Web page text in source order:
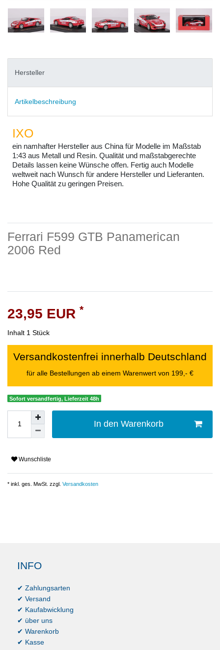
Hersteller
Artikelbeschreibung
IXO
ein namhafter Hersteller aus China für Modelle im Maßstab
1:43 aus Metall und Resin. Qualität und maßstabgerechte
Details lassen keine Wünsche offen. Fertig auch Modelle
weltweit nach Wunsch für andere Hersteller und Lieferanten.
Hohe Qualität zu geringen Preisen.
Ferrari F599 GTB Panamerican
2006 Red
23,95 EUR *
Inhalt 1 Stück
Versandkostenfrei innerhalb Deutschland
für alle Bestellungen ab einem Warenwert von 199,- €
Sofort versandfertig, Lieferzeit 48h
In den Warenkorb
Wunschliste
* inkl. ges. MwSt. zzgl. Versandkosten
INFO
✔ Zahlungsarten
✔ Versand
✔ Kaufabwicklung
✔ über uns
✔ Warenkorb
✔ Kasse